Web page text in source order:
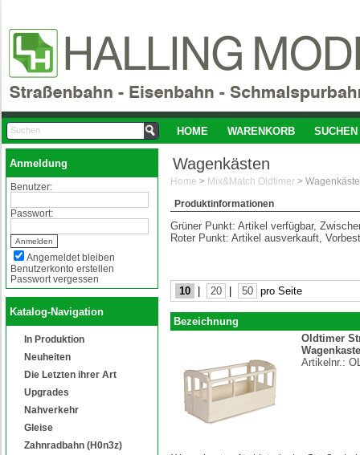
HOME WARENKORB SUCHEN
Anmeldung
Benutzer:
Passwort:
Angemeldet bleiben
Benutzerkonto erstellen
Passwort vergessen
Katalog-Navigation
In Produktion
Neuheiten
Die Letzten ihrer Art
Upgrades
Nahverkehr
Gleise
Zahnradbahn (H0n3z)
Wagenkästen
Home > Mix&Match Oldtimer >
Produktinformationen
Grüner Punkt: Artikel verfügbar,
Roter Punkt: Artikel ausverkauft,
10 20 50 pro Seite
Bezeichnung
Oldtimer
Artikelnr.: